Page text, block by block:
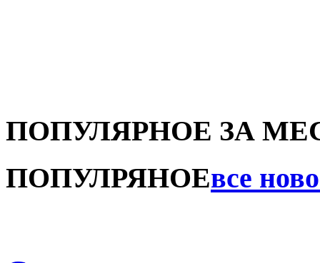
ПОПУЛЯРНОЕ ЗА
ПОПУЛРЯНОЕвсе